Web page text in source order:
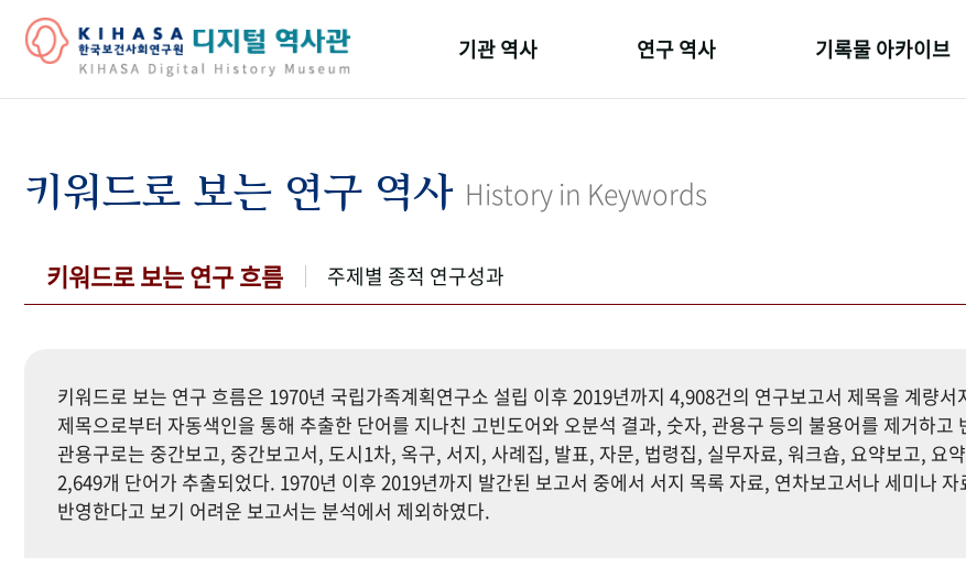
기관 역사
연구원 사람들
연구 역사
키워드로 보는 연구 역사
기록물 아카이브
키워드로 보는 연구 역사 History in Keywords
키워드로 보는 연구 흐름 주제별 종적 연구성과
키워드로 보는 연구 흐름은 1970년 국립가족계획연구소 설립 이후 2019년까지 4,908건의 연구보고서 제목을 계량
제목으로부터 자동색인을 통해 추출한 단어를 지나친 고빈도어와 오분석 결과, 숫자, 관용구 등의 불용어를 제거하
관용구로는 중간보고, 중간보고서, 도시1차, 옥구, 서지, 사례집, 발표, 자문, 법령집, 실무자료, 워크숍, 요약보고, 요
2,649개 단어가 추출되었다. 1970년 이후 2019년까지 발간된 보고서 중에서 서지 목록 자료, 연차보고서나 세미나
반영한다고 보기 어려운 보고서는 분석에서 제외하였다.